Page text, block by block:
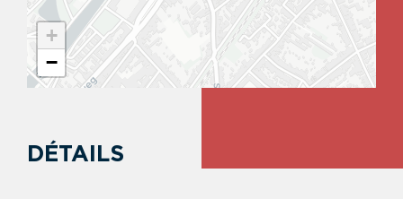
+
−
DÉTAILS